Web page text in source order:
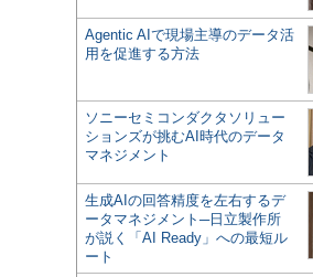
Agentic AIで現場主導のデータ活
用を促進する方法
ソニーセミコンダクタソリュー
ションズが挑むAI時代のデータ
マネジメント
生成AIの回答精度を左右するデ
ータマネジメント─日立製作所
が説く「AI Ready」への最短ル
ート